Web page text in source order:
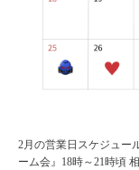
2月の営業日スケジュー
ーム会』18時～21時頃